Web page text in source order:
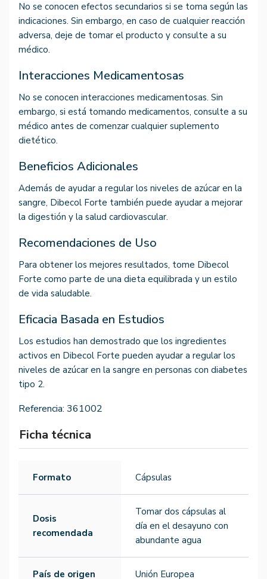
No se conocen efectos secundarios si se toma según las
indicaciones. Sin embargo, en caso de cualquier reacción
adversa, deje de tomar el producto y consulte a su
médico.
Interacciones Medicamentosas
No se conocen interacciones medicamentosas. Sin
embargo, si está tomando medicamentos, consulte a su
médico antes de comenzar cualquier suplemento
dietético.
Beneficios Adicionales
Además de ayudar a regular los niveles de azúcar en la
sangre, Dibecol Forte también puede ayudar a mejorar
la digestión y la salud cardiovascular.
Recomendaciones de Uso
Para obtener los mejores resultados, tome Dibecol
Forte como parte de una dieta equilibrada y un estilo
de vida saludable.
Eficacia Basada en Estudios
Los estudios han demostrado que los ingredientes
activos en Dibecol Forte pueden ayudar a regular los
niveles de azúcar en la sangre en personas con diabetes
tipo 2.
Referencia: 361002
Ficha técnica
Formato Cápsulas
Dosis
recomendada
Tomar dos cápsulas al
día en el desayuno con
abundante agua
País de origen Unión Europea